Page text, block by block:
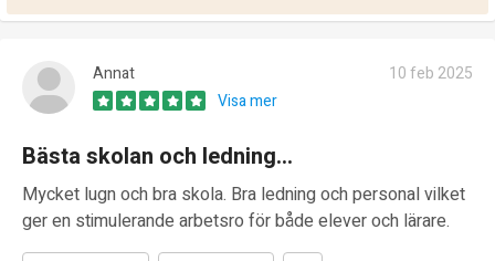
Annat
10 feb 2025
Visa mer
Bästa skolan och ledning...
Mycket lugn och bra skola. Bra ledning och personal vilket
ger en stimulerande arbetsro för både elever och lärare.